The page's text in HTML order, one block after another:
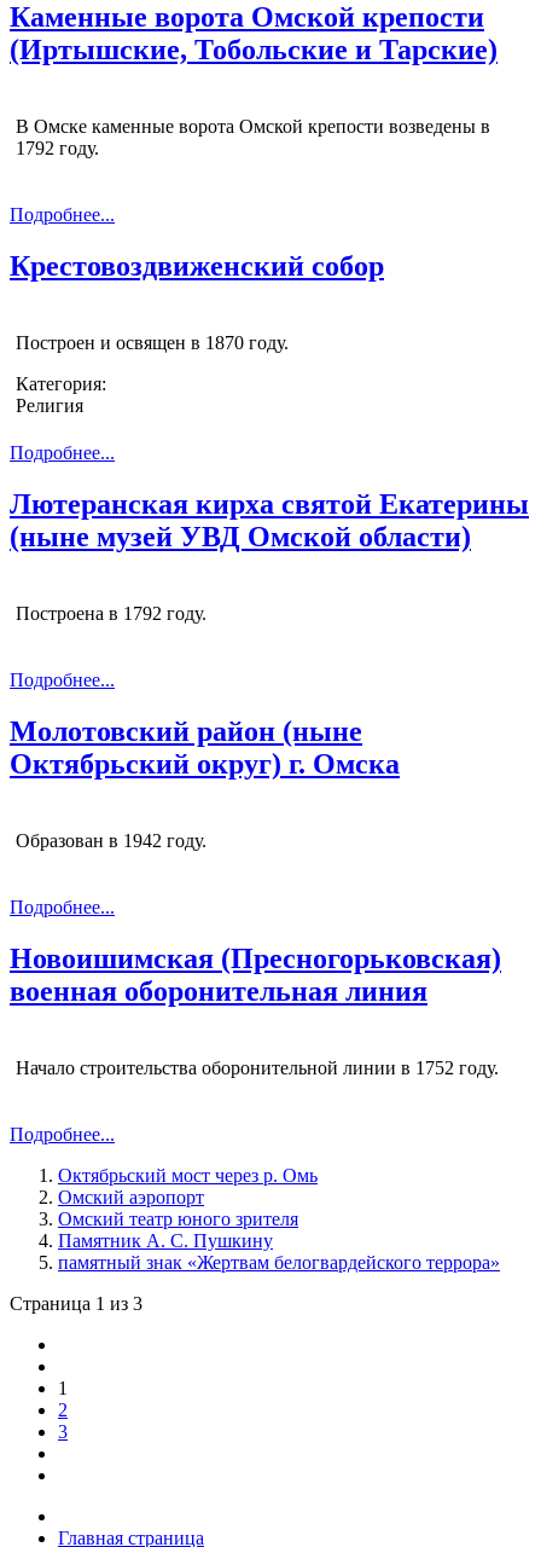
Каменные ворота Омской крепости
(Иртышские, Тобольские и Тарские)
В Омске каменные ворота Омской крепости возведены в
1792 году.
Подробнее...
Крестовоздвиженский собор
Построен и освящен в 1870 году.
Категория:
Религия
Подробнее...
Лютеранская кирха святой Екатерины
(ныне музей УВД Омской области)
Построена в 1792 году.
Подробнее...
Молотовский район (ныне
Октябрьский округ) г. Омска
Образован в 1942 году.
Подробнее...
Новоишимская (Пресногорьковская)
военная оборонительная линия
Начало строительства оборонительной линии в 1752 году.
Подробнее...
Октябрьский мост через р. Омь
Омский аэропорт
Омский театр юного зрителя
Памятник А. С. Пушкину
памятный знак «Жертвам белогвардейского террора»
Страница 1 из 3
1
2
3
Главная страница